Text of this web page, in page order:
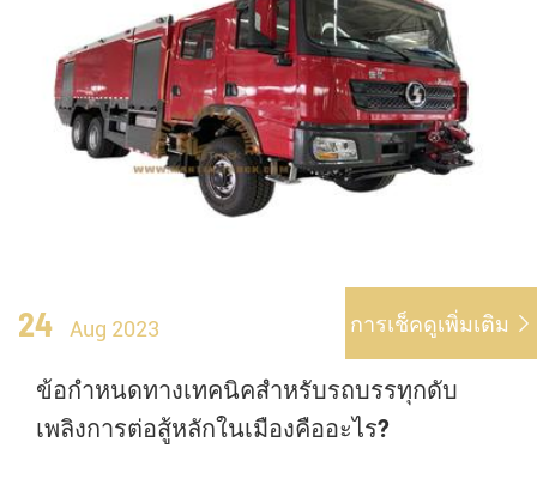
24 Aug 2023 การเช็คดูเพิ่มเติม 
ข้อกำหนดทางเทคนิคสำหรับรถบรรทุกดับ
เพลิงการต่อสู้หลักในเมืองคืออะไร?